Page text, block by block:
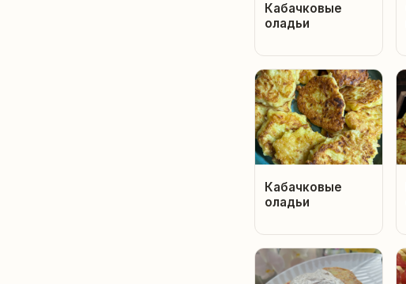
Кабачковые
оладьи
Кабачковые
оладьи